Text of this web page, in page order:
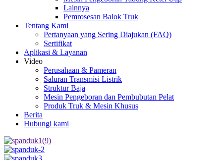
Lainnya
Pemrosesan Balok Truk
Tentang Kami
Pertanyaan yang Sering Diajukan (FAQ)
Sertifikat
Aplikasi & Layanan
Video
Perusahaan & Pameran
Saluran Transmisi Listrik
Struktur Baja
Mesin Pengeboran dan Pembubutan Pelat
Produk Truk & Mesin Khusus
Berita
Hubungi kami